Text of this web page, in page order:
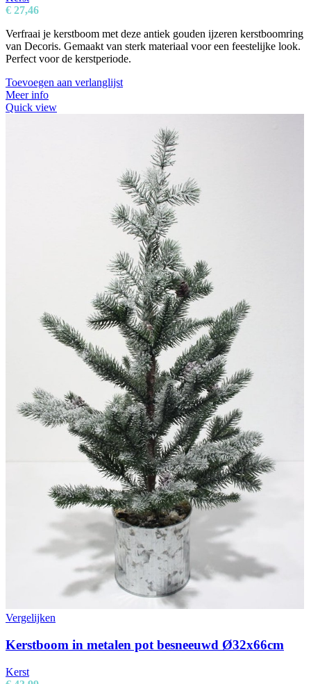
€ 27,46
Verfraai je kerstboom met deze antiek gouden ijzeren kerstboomring
van Decoris. Gemaakt van sterk materiaal voor een feestelijke look.
Perfect voor de kerstperiode.
Toevoegen aan verlanglijst
Meer info
Quick view
Vergelijken
Kerstboom in metalen pot besneeuwd Ø32x66cm
Kerst